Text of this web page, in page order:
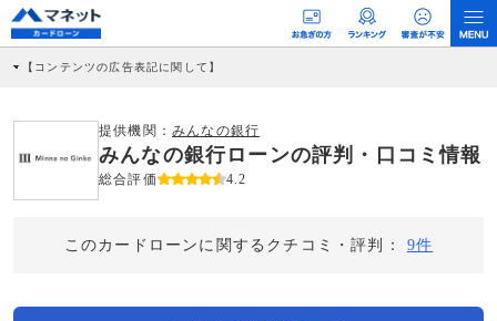
【コンテンツの広告表記に関して】
社に対して企業から紹介報酬が支払われるという収益モデルです。 ただし、特定の
商品を根拠なくPRするものではなく、当編集部の調査／ユーザーへの口コミ収集な
どに基づき、公平性を担保した情報提供を行っています。
提供機関： みんなの銀行
みんなの銀行ローンの評判・口コミ情報
総合評価 4.2
このカードローンに関するクチコミ・評判： 9件